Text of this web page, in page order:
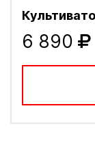
6 890